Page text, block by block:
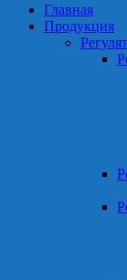
Главная
Продукция